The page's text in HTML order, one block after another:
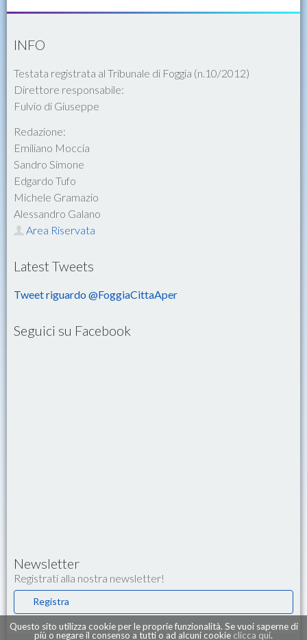
Questo sito utilizza cookie per le proprie funzionalità. Se vuoi saperne di
più o negare il consenso a tutti o ad alcuni cookie clicca qui.
INFO
Testata registrata al Tribunale di Foggia (n.10/2012)
Direttore responsabile:
Fulvio di Giuseppe
Redazione:
Emiliano Moccia
Sandro Simone
Edgardo Tufo
Michele Gramazio
Alessandro Galano
Area Riservata
Latest Tweets
Tweet riguardo @FoggiaCittaAper
Seguici su Facebook
Newsletter
Registrati alla nostra newsletter!
Registra